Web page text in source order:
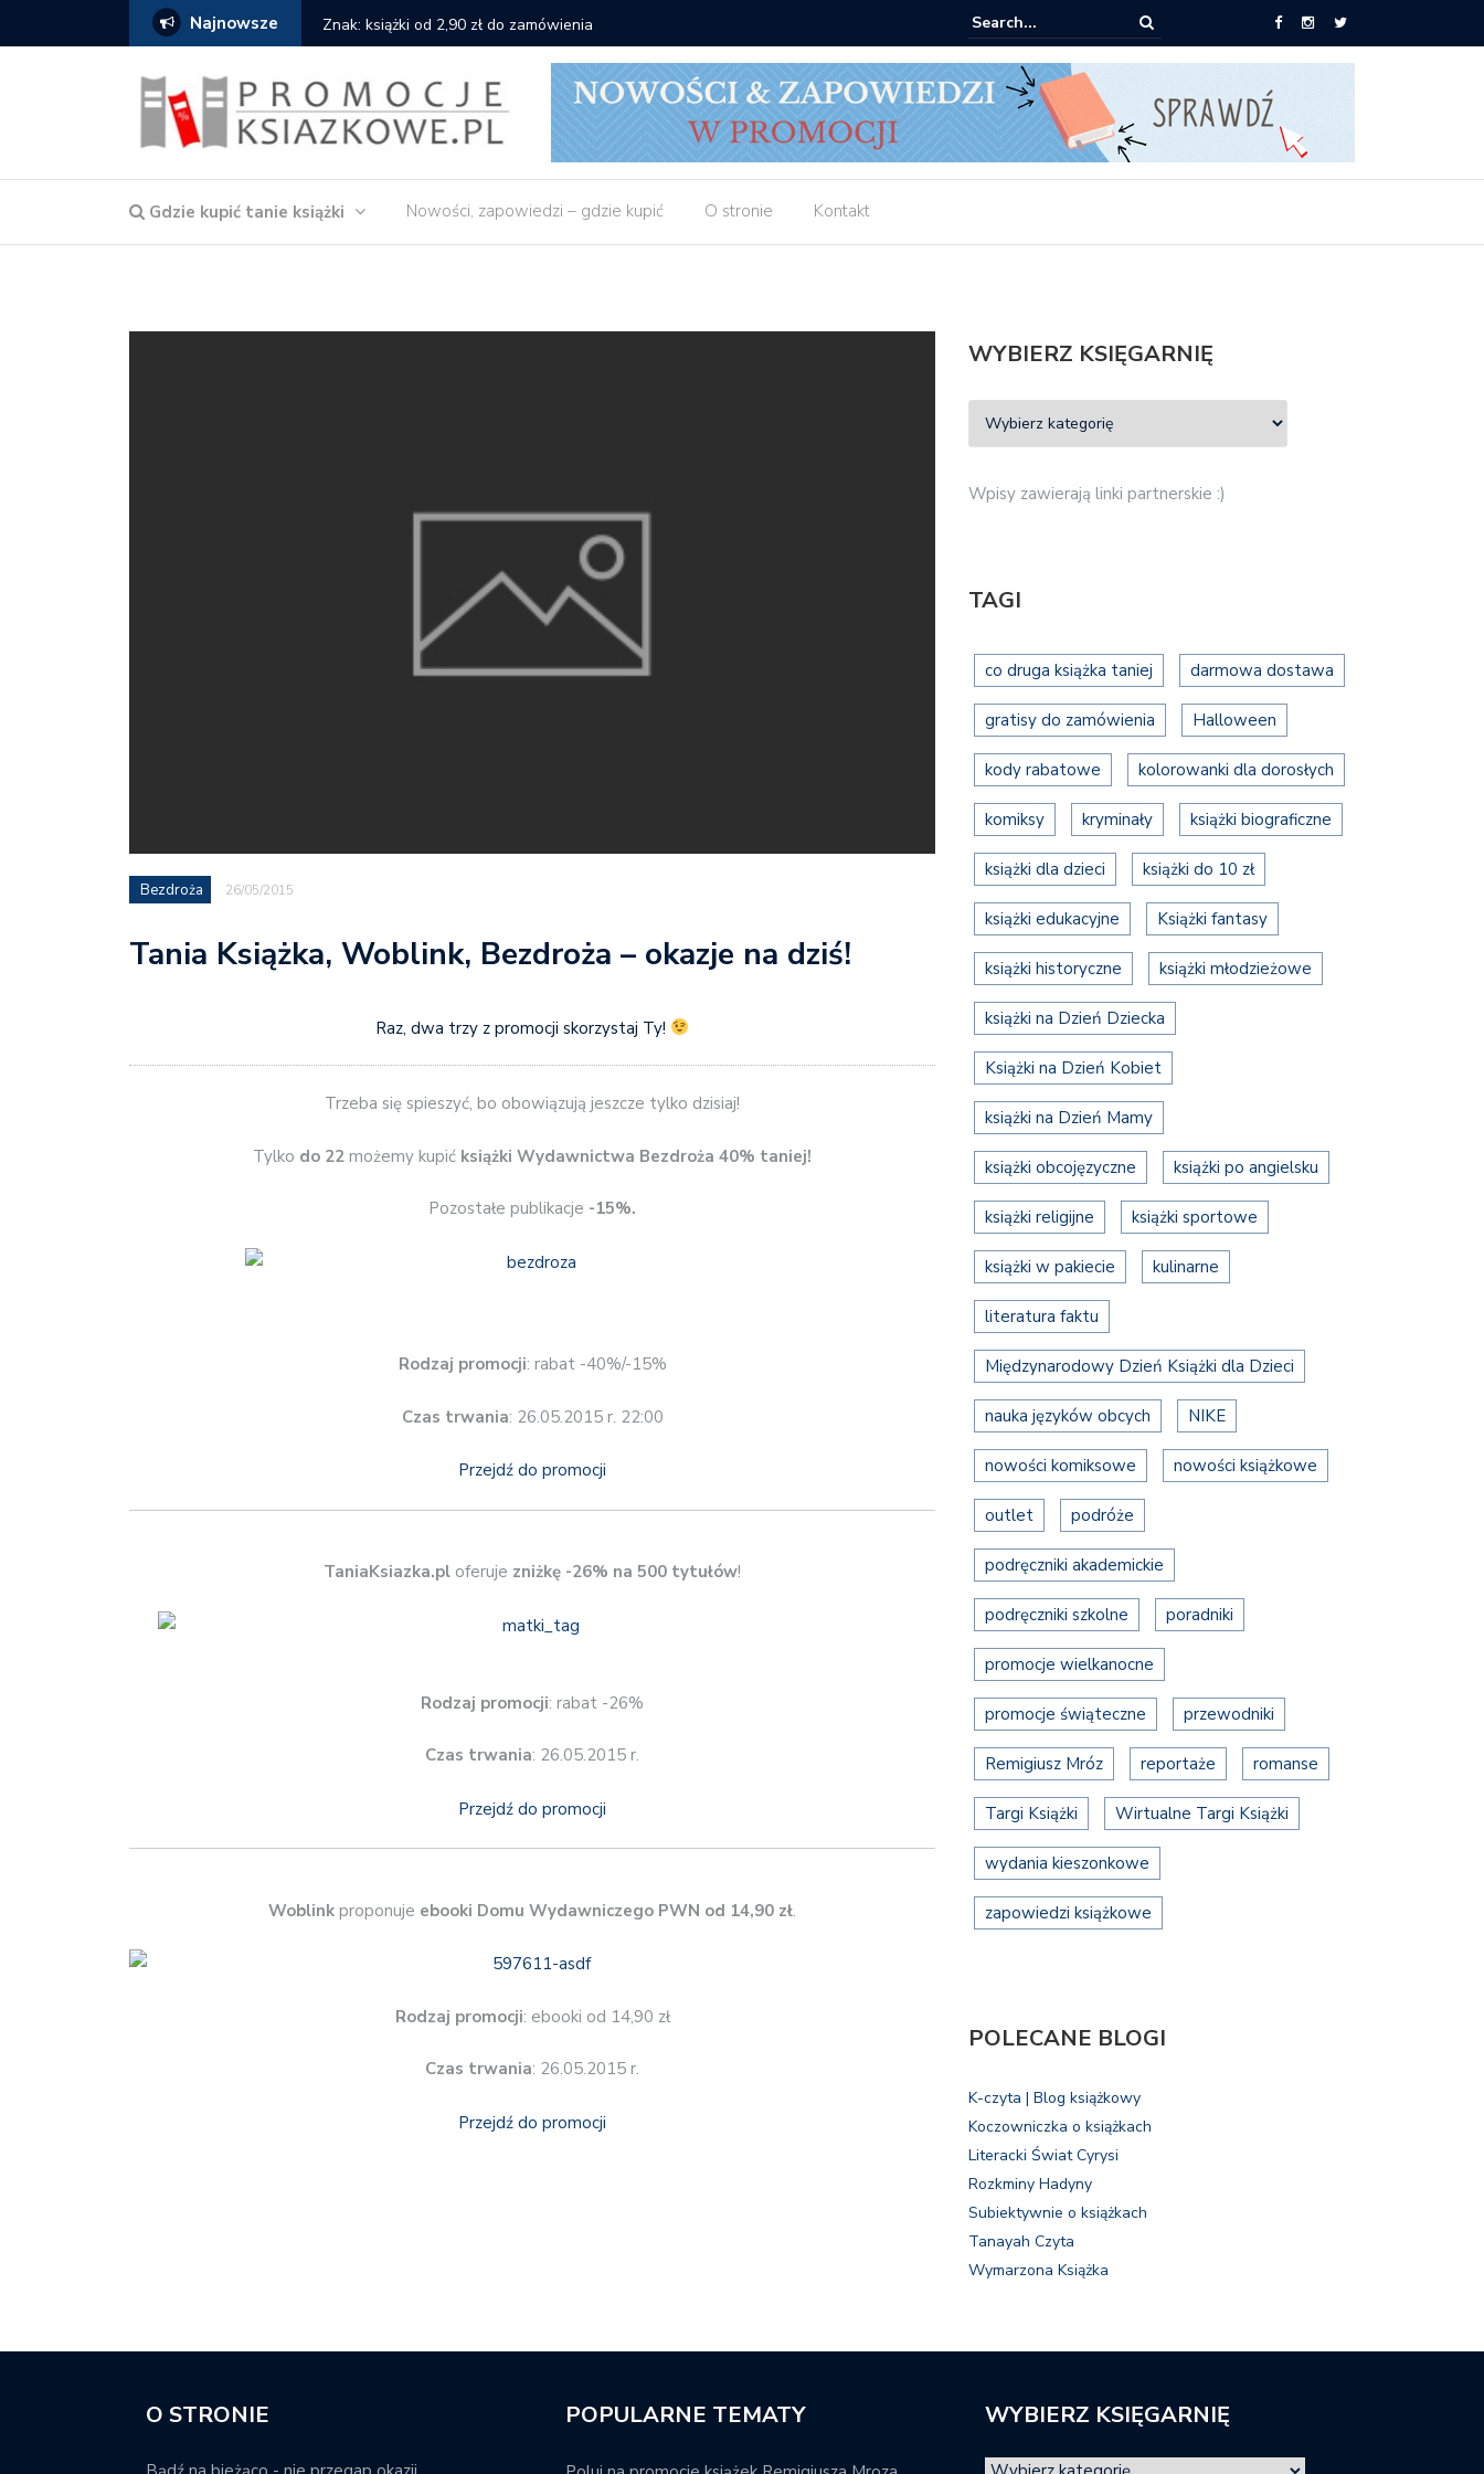
Najnowsze Znak: książki od 2,90 zł do zamówienia Matras: 10 książek za 69 zł
Gdzie kupić tanie książki Nowości, zapowiedzi – gdzie kupić O stronie Kontakt
Bezdroża 26/05/2015
Tania Książka, Woblink, Bezdroża – okazje na dziś!
Raz, dwa trzy z promocji skorzystaj Ty!
Trzeba się spieszyć, bo obowiązują jeszcze tylko dzisiaj!
Tylko do 22 możemy kupić książki Wydawnictwa Bezdroża 40% taniej!
Pozostałe publikacje -15%.
Rodzaj promocji: rabat -40%/-15%
Czas trwania: 26.05.2015 r. 22:00
Przejdź do promocji
TaniaKsiazka.pl oferuje zniżkę -26% na 500 tytułów!
Rodzaj promocji: rabat -26%
Czas trwania: 26.05.2015 r.
Przejdź do promocji
Woblink proponuje ebooki Domu Wydawniczego PWN od 14,90 zł.
Rodzaj promocji: ebooki od 14,90 zł
Czas trwania: 26.05.2015 r.
Przejdź do promocji
WYBIERZ KSIĘGARNIĘ
Wpisy zawierają linki partnerskie :)
TAGI
co druga książka taniej darmowa dostawa
gratisy do zamówienia Halloween
kody rabatowe kolorowanki dla dorosłych
komiksy kryminały książki biograficzne
książki dla dzieci książki do 10 zł
książki edukacyjne Książki fantasy
książki historyczne książki młodzieżowe
książki na Dzień Dziecka
Książki na Dzień Kobiet
książki na Dzień Mamy
książki obcojęzyczne książki po angielsku
książki religijne książki sportowe
książki w pakiecie kulinarne
literatura faktu
Międzynarodowy Dzień Książki dla Dzieci
nauka języków obcych NIKE
nowości komiksowe nowości książkowe
outlet podróże
podręczniki akademickie
podręczniki szkolne poradniki
promocje wielkanocne
promocje świąteczne przewodniki
Remigiusz Mróz reportaże romanse
Targi Książki Wirtualne Targi Książki
wydania kieszonkowe
zapowiedzi książkowe
POLECANE BLOGI
K-czyta | Blog książkowy
Koczowniczka o książkach
Literacki Świat Cyrysi
Rozkminy Hadyny
Subiektywnie o książkach
Tanayah Czyta
Wymarzona Książka
O STRONIE POPULARNE TEMATY WYBIERZ KSIĘGARNIĘ